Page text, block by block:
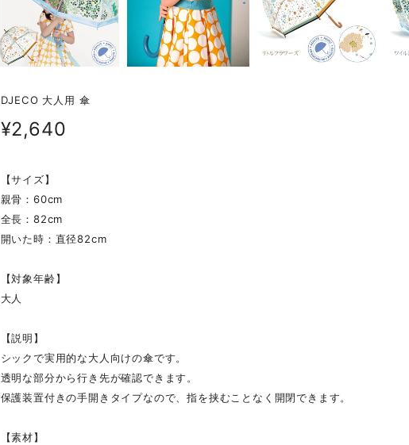
DJECO 大人用 傘
¥2,640
【サイズ】
親骨：60cm
全長：82cm
開いた時：直径82cm
【対象年齢】
大人
【説明】
シックで実用的な大人向けの傘です。
透明な部分から行き先が確認できます。
保護装置付きの手開きタイプなので、指を挟むことなく開閉できます。
【素材】